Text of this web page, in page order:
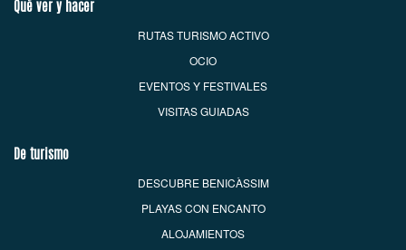
Qué ver y hacer
RUTAS TURISMO ACTIVO
OCIO
EVENTOS Y FESTIVALES
VISITAS GUIADAS
De turismo
DESCUBRE BENICÀSSIM
PLAYAS CON ENCANTO
ALOJAMIENTOS